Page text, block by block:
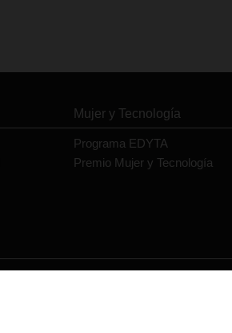
Mujer y Tecnología
Programa EDYTA
Premio Mujer y Tecnología